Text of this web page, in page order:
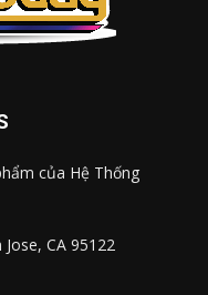
của Hệ Thống
CA 95122